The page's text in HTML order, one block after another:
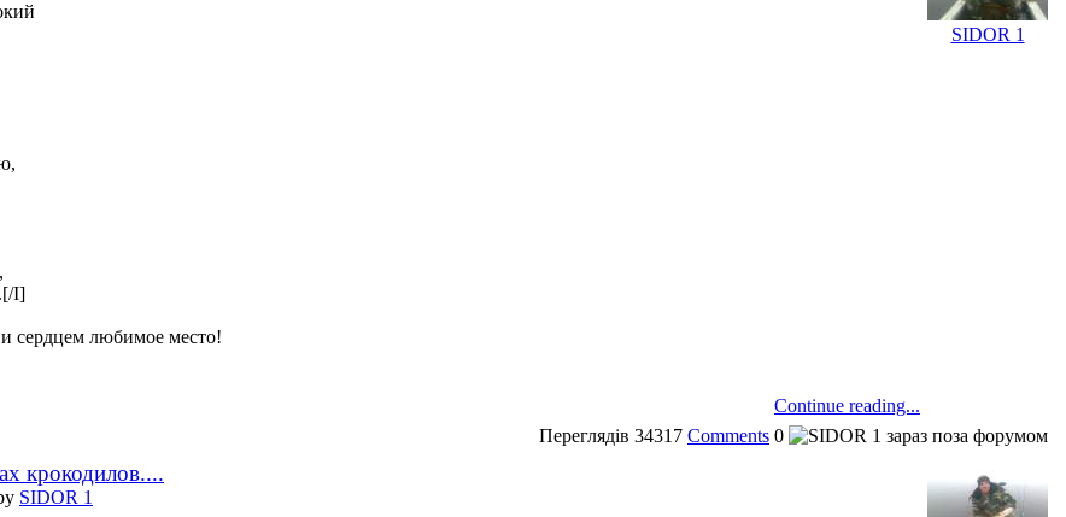
I]
сердцем любимое место!
Continue reading...
SIDOR 1
Переглядів 34317 Comments 0
крокодилов....
SIDOR 1